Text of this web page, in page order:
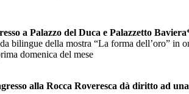
a Palazzo del Duca e Palazzetto
bilingue della mostra “La forma dell’oro” in
domenica del mese
alla Rocca Roveresca dà diritto ad